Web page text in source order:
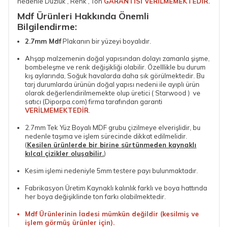
Mdf Ürünleri Hakkında Önemli
Bilgilendirme:
2.7mm MdfPlakanın bir yüzeyi boyalıdır.
Ahşap malzemenin doğal yapısından dolayı zamanla şişme,
bombeleşme ve renk değişikliği olabilir. Özelllikle bu durum
kış aylarında, Soğuk havalarda daha sık görülmektedir. Bu
tarj durumlarda ürünün doğal yapısı nedeni ile ayıplı ürün
olarak değerlendirilmemekte olup üretici ( Starwood ) ve
satıcı (Diporpa.com) firma tarafından garanti
VERİLMEMEKTEDİR
2.7mm Tek Yüz Boyalı MDF grubu çizilmeye elverişlidir, bu
nedenle taşıma ve işlem sürecinde dikkat edilmelidir.
(Kesilen ürünlerde bir birine sürtünmeden kaynaklı
kılcal çizikler oluşabilir.)
Kesim işlemi nedeniyle 5mm testere payı bulunmaktadır.
Fabrikasyon Üretim Kaynaklı kalınlık farklı ve boya hattında
her boya değişiklinde ton farkı olabilmektedir.
Mdf Ürünlerinin İadesi mümkün değildir (kesilmiş ve
işlem görmüş ürünler için).